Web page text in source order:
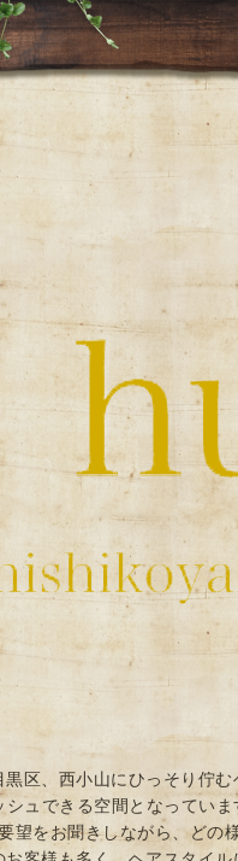
黒区、西小山にひっそり佇
シュできる空間となってい
望をお聞きしながら、ど